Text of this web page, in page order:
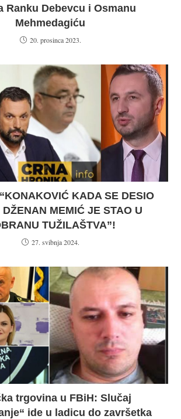
Ranku Debevcu i Osmanu
Mehmedagiću
20. prosinca 2023.
KADA SE DESIO
MEMIĆ JE STAO U
TUŽILAŠTVA”!
27. svibnja 2024.
trgovina u FBiH: Slučaj
ide u ladicu do završetka